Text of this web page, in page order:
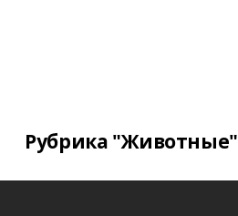
Рубрика "Животные"